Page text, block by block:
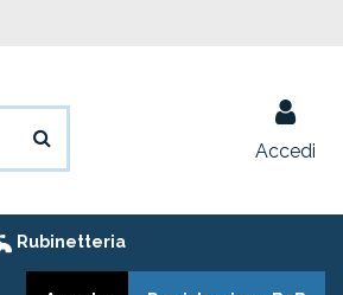
Accedi
Rubinetteria